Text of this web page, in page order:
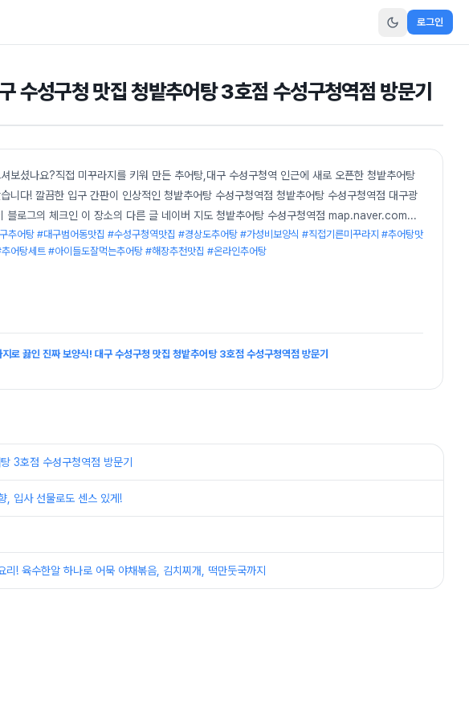
로그인
수성구청 맛집 청밭추어탕 3호점 수성구청역점 방문기
보셨나요?직접 미꾸라지를 키워 만든 추어탕,대구 수성구청역 인근에 새로 오픈한 청밭추어탕
니다! 깔끔한 입구 간판이 인상적인 청밭추어탕 수성구청역점 청밭추어탕 수성구청역점 대구광
블로그의 체크인 이 장소의 다른 글 네이버 지도 청밭추어탕 수성구청역점 map.naver.com...
추어탕 #대구범어동맛집 #수성구청역맛집 #경상도추어탕 #가성비보양식 #직접기른미꾸라지 #추어탕맛
어탕세트 #아이들도잘먹는추어탕 #해장추천맛집 #온라인추어탕
로 끓인 진짜 보양식! 대구 수성구청 맛집 청밭추어탕 3호점 수성구청역점 방문기
3호점 수성구청역점 방문기
, 입사 선물로도 센스 있게!
! 육수한알 하나로 어묵 야채볶음, 김치찌개, 떡만둣국까지